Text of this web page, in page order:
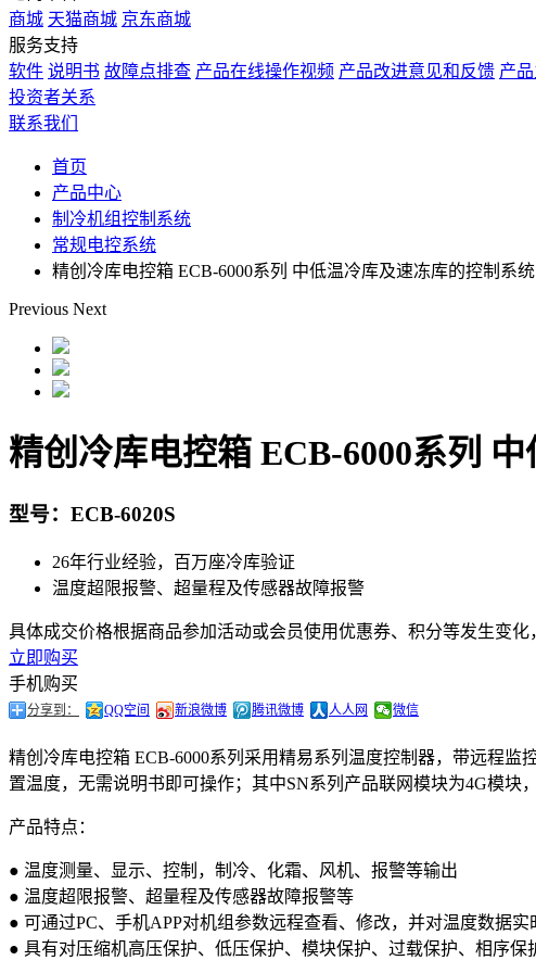
商城 天猫商城 京东商城
服务支持
软件 说明书 故障点排查 产品在线操作视频 产品改进意见和反馈 产
投资者关系
联系我们
首页
产品中心
制冷机组控制系统
常规电控系统
精创冷库电控箱 ECB-6000系列 中低温冷库及速冻库的控制系统
Previous Next
精创冷库电控箱 ECB-6000系列
型号：ECB-6020S
26年行业经验，百万座冷库验证
温度超限报警、超量程及传感器故障报警
具体成交价格根据商品参加活动或会员使用优惠券、积分等发生变
立即购买
手机购买
分享到： QQ空间 新浪微博 腾讯微博 人人网 微信
精创冷库电控箱 ECB-6000系列采用精易系列温度控制器，带远程
置温度，无需说明书即可操作；其中SN系列产品联网模块为4G模块
产品特点：
● 温度测量、显示、控制，制冷、化霜、风机、报警等输出
● 温度超限报警、超量程及传感器故障报警等
● 可通过PC、手机APP对机组参数远程查看、修改，并对温度数据
● 具有对压缩机高压保护、低压保护、模块保护、过载保护、相序